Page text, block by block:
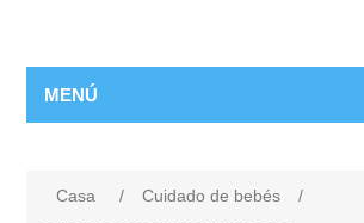
MENÚ
Casa / Cuidado de bebés
/